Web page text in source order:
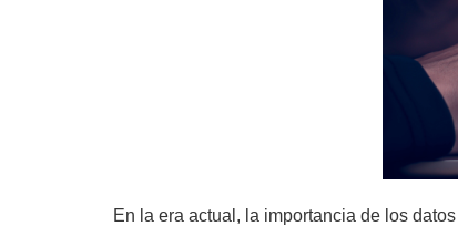
En la era actual, la importancia de los